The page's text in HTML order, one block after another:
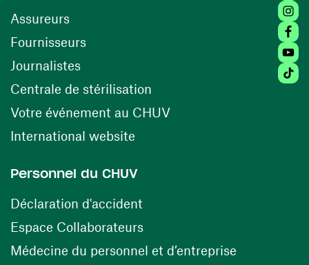
Assureurs
Fournisseurs(ouvre une nouvelle fenêtre)
Journalistes
Centrale de stérilisation (ouvre une nouvelle
Votre événement au CHUV(ouvre une nouvelle
International website
Personnel du CHUV
Déclaration d'accident
Espace Collaborateurs(ouvre une nouvelle fenêtre)
Médecine du personnel et d’entreprise